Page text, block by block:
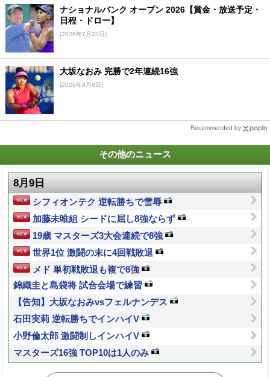
ナショナルバンク オープン 2026【賞金・放送予定・
日程・ドロー】
(2026年7月23日)
大坂なおみ 完勝で2年連続16強
(2026年8月8日)
Recommended by
その他のニュース
8月9日
シフィオンテク 逆転勝ちで雪辱
加藤未唯組 シードに屈し8強ならず
19歳 マスターズ3大会連続で8強
世界1位 激闘の末に4回戦敗退
メド 単初戦敗退も複で8強
錦織圭と島袋将 試合会場で練習
【告知】大坂なおみvsフェルナンデス
石田実莉 逆転勝ちでインハイV
小野倫太郎 激闘制しインハイV
マスターズ16強 TOP10は1人のみ